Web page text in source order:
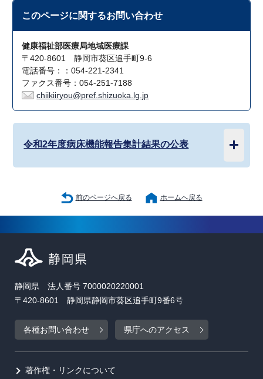
このページに関するお問い合わせ
健康福祉部医療局地域医療課
〒420-8601 静岡市葵区追手町9-6
電話番号：：054-221-2341
ファクス番号：054-251-7188
chiikiiryou@pref.shizuoka.lg.jp
令和2年度病床機能報告集計結果の公表
前のページへ戻る ホームへ戻る
静岡県 法人番号 7000020220001
〒420-8601 静岡県静岡市葵区追手町9番6号
各種お問い合わせ 県庁へのアクセス
著作権・リンクについて